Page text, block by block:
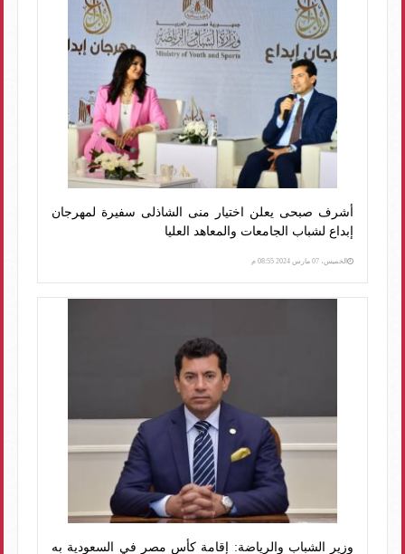
أشرف صبحى يعلن اختيار منى الشاذلى سفيرة لمهرجان
إبداع لشباب الجامعات والمعاهد العليا
الخميس، 07 مارس 2024 08:55 م
وزير الشباب والرياضة: إقامة كأس مصر في السعودية به